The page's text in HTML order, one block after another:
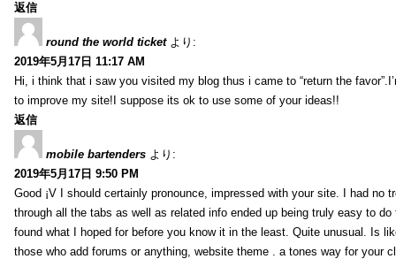
返信
round the world ticket より:
2019年5月17日 11:17 AM
Hi, i think that i saw you visited my blog thus i came to “return the
to improve my site!I suppose its ok to use some of your ideas!!
返信
mobile bartenders より:
2019年5月17日 9:50 PM
Good ¡V I should certainly pronounce, impressed with your site. I had no
through all the tabs as well as related info ended up being truly easy to
found what I hoped for before you know it in the least. Quite unusual. Is
those who add forums or anything, website theme . a tones way for your